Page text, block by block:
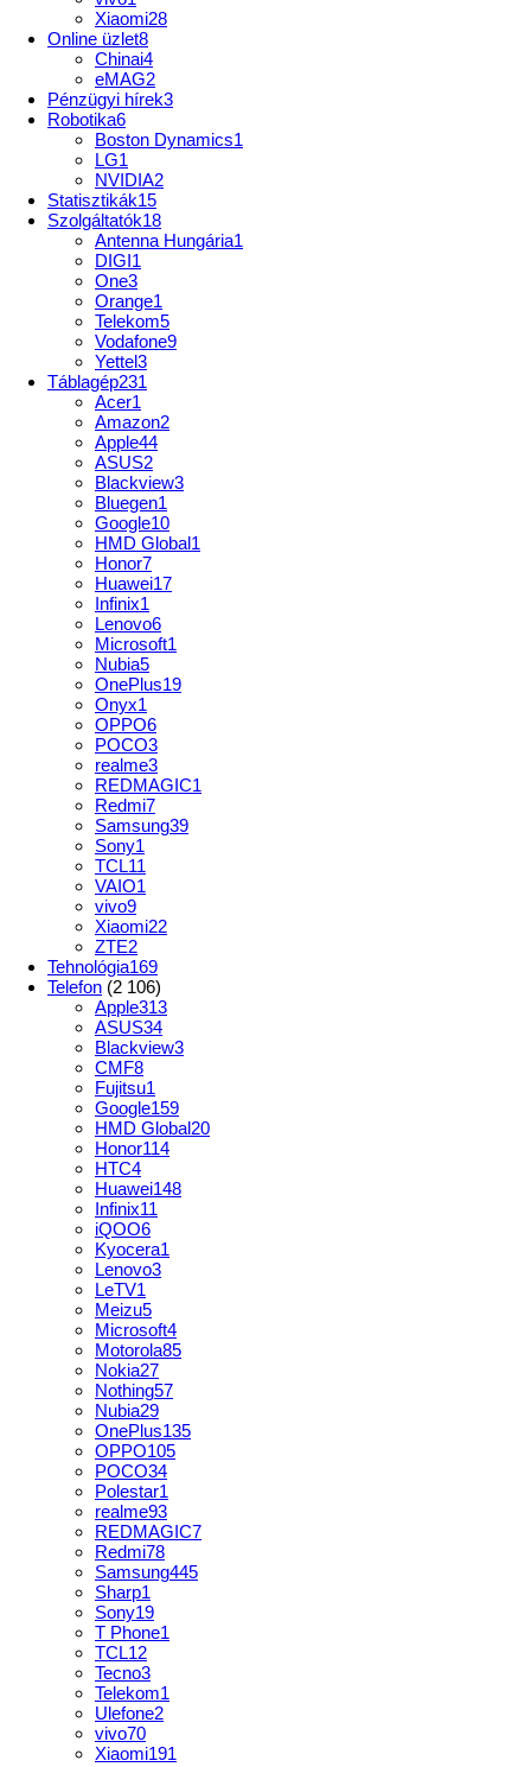
Xiaomi28
Online üzlet8
Chinai4
eMAG2
Pénzügyi hírek3
Robotika6
Boston Dynamics1
LG1
NVIDIA2
Statisztikák15
Szolgáltatók18
Antenna Hungária1
DIGI1
One3
Orange1
Telekom5
Vodafone9
Yettel3
Táblagép231
Acer1
Amazon2
Apple44
ASUS2
Blackview3
Bluegen1
Google10
HMD Global1
Honor7
Huawei17
Infinix1
Lenovo6
Microsoft1
Nubia5
OnePlus19
Onyx1
OPPO6
POCO3
realme3
REDMAGIC1
Redmi7
Samsung39
Sony1
TCL11
VAIO1
vivo9
Xiaomi22
ZTE2
Tehnológia169
Telefon (2 106)
Apple313
ASUS34
Blackview3
CMF8
Fujitsu1
Google159
HMD Global20
Honor114
HTC4
Huawei148
Infinix11
iQOO6
Kyocera1
Lenovo3
LeTV1
Meizu5
Microsoft4
Motorola85
Nokia27
Nothing57
Nubia29
OnePlus135
OPPO105
POCO34
Polestar1
realme93
REDMAGIC7
Redmi78
Samsung445
Sharp1
Sony19
T Phone1
TCL12
Tecno3
Telekom1
Ulefone2
vivo70
Xiaomi191